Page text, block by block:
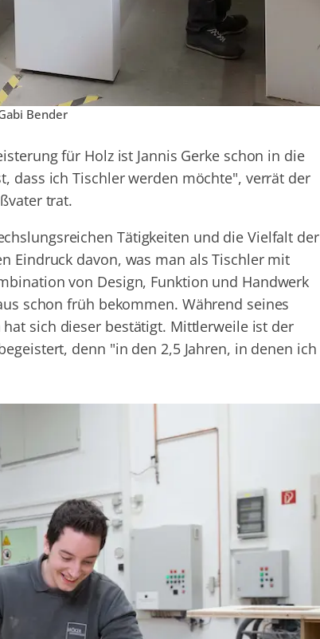
Bender
für Holz ist Jannis Gerke schon in die
dass ich Tischler werden möchte", verrät der
trat.
Tätigkeiten und die Vielfalt der
Eindruck davon, was man als Tischler mit
von Design, Funktion und Handwerk
schon früh bekommen. Während seines
sich dieser bestätigt. Mittlerweile ist der
denn "in den 2,5 Jahren, in denen ich